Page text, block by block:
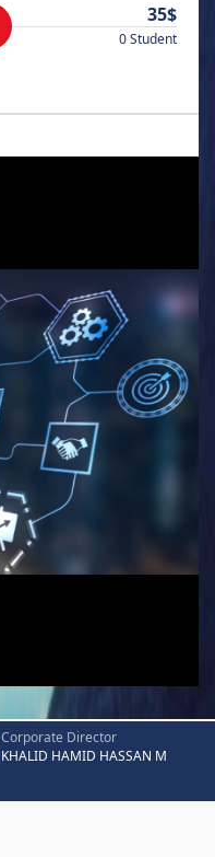
35$
0 Student
Corporate Director
KHALID HAMID HASSAN M